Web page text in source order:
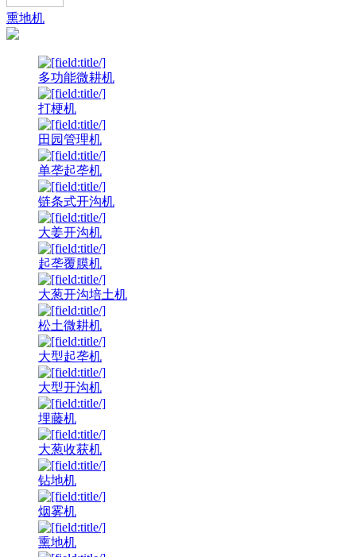
熏地机
多功能微耕机
打梗机
田园管理机
单垄起垄机
链条式开沟机
大姜开沟机
起垄覆膜机
大葱开沟培土机
松土微耕机
大型起垄机
大型开沟机
埋藤机
大葱收获机
钻地机
烟雾机
熏地机